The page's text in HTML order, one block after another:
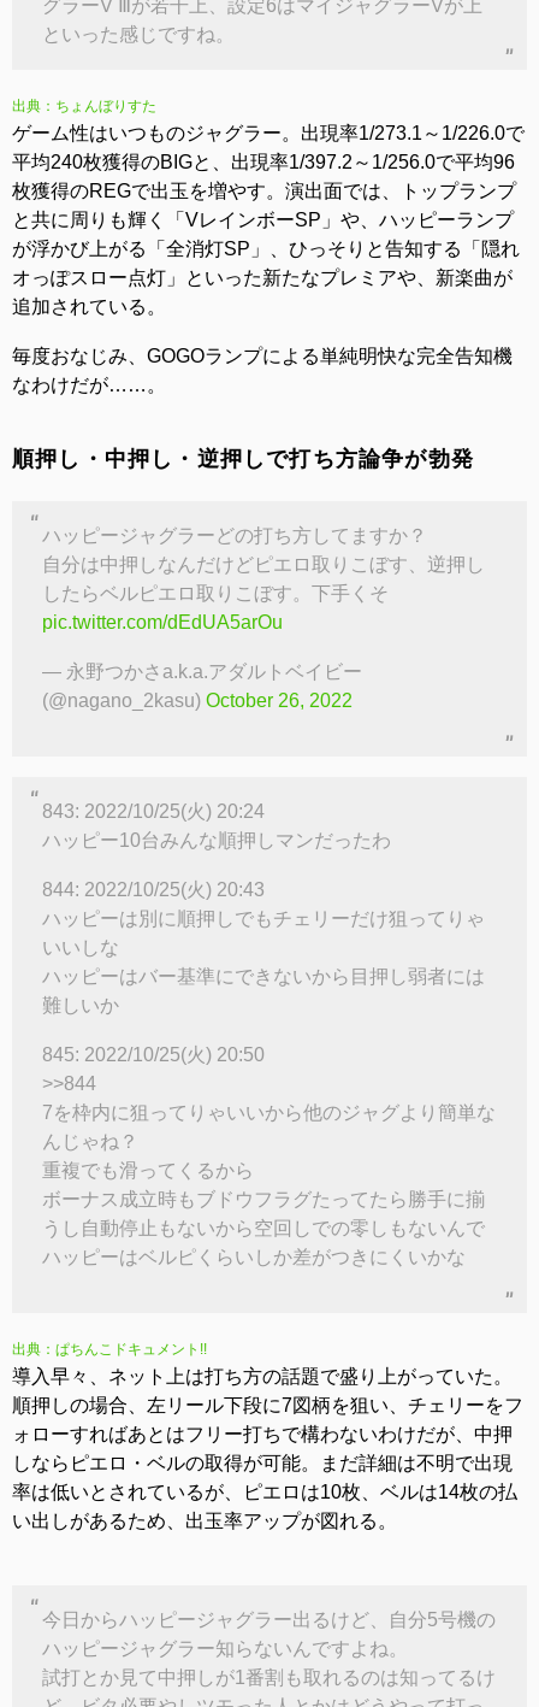
グラーV Ⅲが若干上、設定6はマイジャグラーVが上
といった感じですね。
出典：ちょんぼりすた
ゲーム性はいつものジャグラー。出現率1/273.1～1/226.0で
平均240枚獲得のBIGと、出現率1/397.2～1/256.0で平均96
枚獲得のREGで出玉を増やす。演出面では、トップランプ
と共に周りも輝く「VレインボーSP」や、ハッピーランプ
が浮かび上がる「全消灯SP」、ひっそりと告知する「隠れ
オっぽスロー点灯」といった新たなプレミアや、新楽曲が
追加されている。
毎度おなじみ、GOGOランプによる単純明快な完全告知機
なわけだが……。
順押し・中押し・逆押しで打ち方論争が勃発
ハッピージャグラーどの打ち方してますか？
自分は中押しなんだけどピエロ取りこぼす、逆押し
したらベルピエロ取りこぼす。下手くそ
pic.twitter.com/dEdUA5arOu
— 永野つかさa.k.a.アダルトベイビー
(@nagano_2kasu) October 26, 2022
843: 2022/10/25(火) 20:24
ハッピー10台みんな順押しマンだったわ
844: 2022/10/25(火) 20:43
ハッピーは別に順押しでもチェリーだけ狙ってりゃ
いいしな
ハッピーはバー基準にできないから目押し弱者には
難しいか
845: 2022/10/25(火) 20:50
>>844
7を枠内に狙ってりゃいいから他のジャグより簡単な
んじゃね？
重複でも滑ってくるから
ボーナス成立時もブドウフラグたってたら勝手に揃
うし自動停止もないから空回しでの零しもないんで
ハッピーはベルピくらいしか差がつきにくいかな
出典：ぱちんこドキュメント!!
導入早々、ネット上は打ち方の話題で盛り上がっていた。
順押しの場合、左リール下段に7図柄を狙い、チェリーをフ
ォローすればあとはフリー打ちで構わないわけだが、中押
しならピエロ・ベルの取得が可能。まだ詳細は不明で出現
率は低いとされているが、ピエロは10枚、ベルは14枚の払
い出しがあるため、出玉率アップが図れる。
今日からハッピージャグラー出るけど、自分5号機の
ハッピージャグラー知らないんですよね。
試打とか見て中押しが1番割も取れるのは知ってるけ